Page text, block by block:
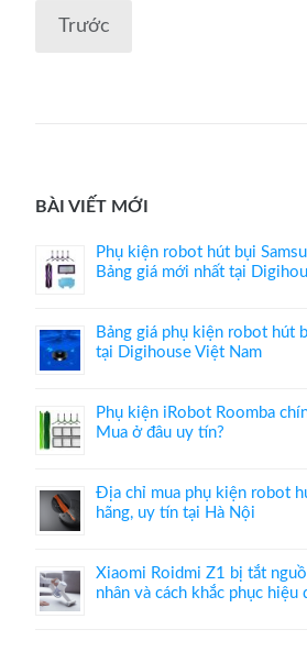
Điều
Trước
BÀI VIẾT MỚI
Phụ kiện robot hút bụi
Bảng giá mới nhất tại
Bảng giá phụ kiện robot hút
tại Digihouse Việt Nam
Phụ kiện iRobot Roomba
Mua ở đâu uy tín?
Địa chỉ mua phụ kiện robot
hãng, uy tín tại Hà Nội
Xiaomi Roidmi Z1 bị tắt
nhân và cách khắc phục hiệu